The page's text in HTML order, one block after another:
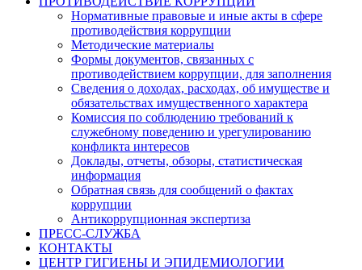
Нормативные правовые и иные акты в сфере
противодействия коррупции
Методические материалы
Формы документов, связанных с
противодействием коррупции, для заполнения
Сведения о доходах, расходах, об имуществе и
обязательствах имущественного характера
Комиссия по соблюдению требований к
служебному поведению и урегулированию
конфликта интересов
Доклады, отчеты, обзоры, статистическая
информация
Обратная связь для сообщений о фактах
коррупции
Антикоррупционная экспертиза
ПРЕСС-СЛУЖБА
КОНТАКТЫ
ЦЕНТР ГИГИЕНЫ И ЭПИДЕМИОЛОГИИ